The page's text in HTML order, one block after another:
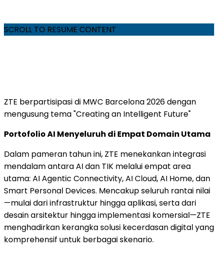
SCROLL TO RESUME CONTENT
ZTE berpartisipasi di MWC Barcelona 2026 dengan
mengusung tema "Creating an Intelligent Future"
Portofolio AI Menyeluruh di Empat Domain Utama
Dalam pameran tahun ini, ZTE menekankan integrasi
mendalam antara AI dan TIK melalui empat area
utama: AI Agentic Connectivity, AI Cloud, AI Home, dan
Smart Personal Devices. Mencakup seluruh rantai nilai
—mulai dari infrastruktur hingga aplikasi, serta dari
desain arsitektur hingga implementasi komersial—ZTE
menghadirkan kerangka solusi kecerdasan digital yang
komprehensif untuk berbagai skenario.